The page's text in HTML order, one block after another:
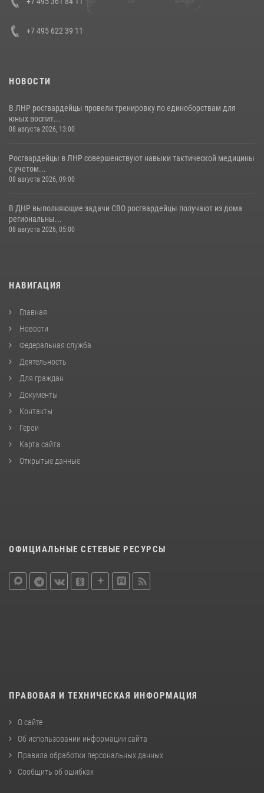
+7 495 622 39 11
НОВОСТИ
В ЛНР росгвардейцы провели тренировку по единоборствам для
юных воспит...
08 августа 2026, 13:00
Росгвардейцы в ЛНР совершенствуют навыки тактической медицины
с учетом...
08 августа 2026, 09:00
В ДНР выполняющие задачи СВО росгвардейцы получают из дома
региональны...
08 августа 2026, 05:00
НАВИГАЦИЯ
Главная
Новости
Федеральная служба
Деятельность
Для граждан
Документы
Контакты
Герои
Карта сайта
Открытые данные
ОФИЦИАЛЬНЫЕ СЕТЕВЫЕ РЕСУРСЫ
ПРАВОВАЯ И ТЕХНИЧЕСКАЯ ИНФОРМАЦИЯ
О сайте
Об использовании информации сайта
Правила обработки персональных данных
Сообщить об ошибках